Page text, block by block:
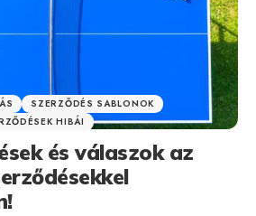
SZERZŐDÉS SABLONOK
HIBÁI
és válaszok az